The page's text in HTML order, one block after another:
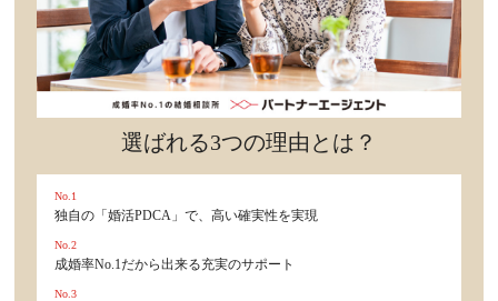
選ばれる3つの理由とは？
No.1
独自の「婚活PDCA」で、高い確実性を実現
No.2
成婚率No.1だから出来る充実のサポート
No.3